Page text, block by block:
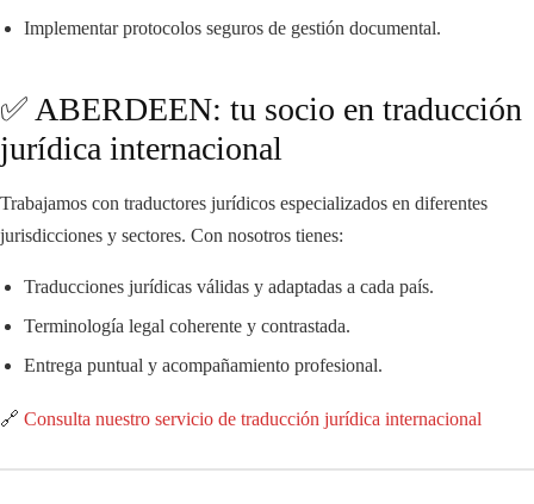
Implementar protocolos seguros de gestión documental.
✅ ABERDEEN: tu socio en traducción
jurídica internacional
Trabajamos con traductores jurídicos especializados en diferentes
jurisdicciones y sectores. Con nosotros tienes:
Traducciones jurídicas válidas y adaptadas a cada país.
Terminología legal coherente y contrastada.
Entrega puntual y acompañamiento profesional.
🔗 Consulta nuestro servicio de traducción jurídica internacional